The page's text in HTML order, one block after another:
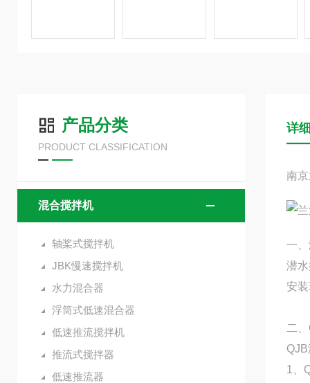
产品分类
PRODUCT CLASSIFICATION
混合搅拌机
轴桨式搅拌机
JBK慢速搅拌机
水力混合器
浮筒式低速混合器
低速推流搅拌机
推流式搅拌器
低速推流器
详
南
一
潜
安
二
1、